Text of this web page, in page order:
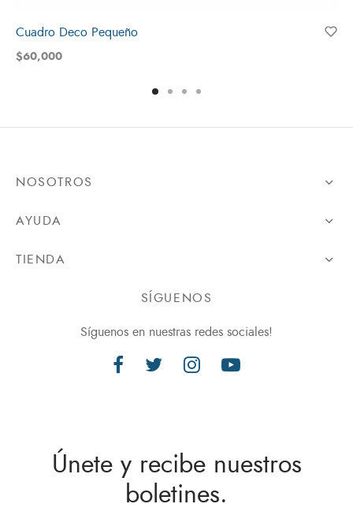
Cuadro Deco Pequeño
$60,000
NOSOTROS
AYUDA
TIENDA
SÍGUENOS
Síguenos en nuestras redes sociales!
Únete y recibe nuestros
boletines.